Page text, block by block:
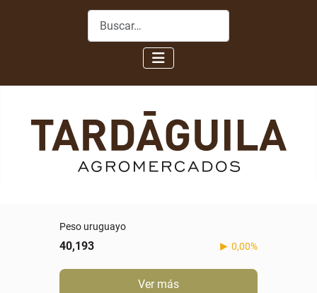
Buscar
Peso uruguayo
40,193 0,00%
Ver más